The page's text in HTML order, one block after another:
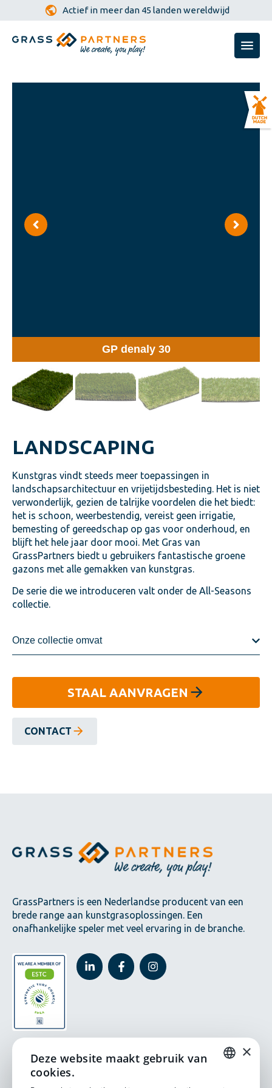
Actief in meer dan 45 landen wereldwijd
GP denaly 30
LANDSCAPING
Kunstgras vindt steeds meer toepassingen in
landschapsarchitectuur en vrijetijdsbesteding. Het is niet
verwonderlijk, gezien de talrijke voordelen die het biedt:
het is schoon, weerbestendig, vereist geen irrigatie,
bemesting of gereedschap op gas voor onderhoud, en
blijft het hele jaar door mooi. Met Gras van
GrassPartners biedt u gebruikers fantastische groene
gazons met alle gemakken van kunstgras.
De serie die we introduceren valt onder de All-Seasons
collectie.
Onze collectie omvat
STAAL AANVRAGEN
CONTACT
GrassPartners is een Nederlandse producent van een
brede range aan kunstgrasoplossingen. Een
onafhankelijke speler met veel ervaring in de branche.
Producten
Snelle
Legal
×
Deze website maakt gebruik van
cookies.